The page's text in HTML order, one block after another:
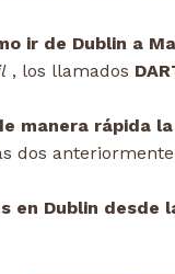
ir de Dublin a
, los llamados
manera rápida
dos
en Dublin